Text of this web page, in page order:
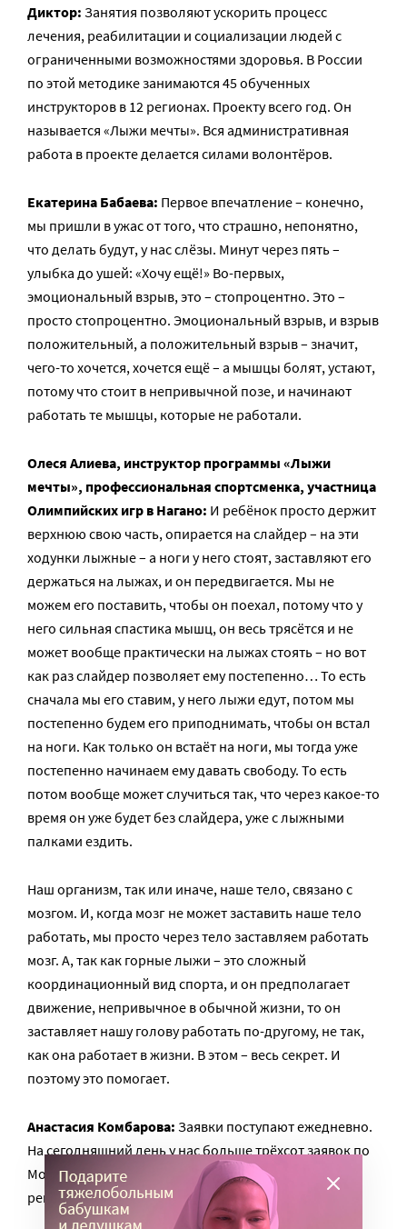
Диктор: Занятия позволяют ускорить процесс
лечения, реабилитации и социализации людей с
ограниченными возможностями здоровья. В России
по этой методике занимаются 45 обученных
инструкторов в 12 регионах. Проекту всего год. Он
называется «Лыжи мечты». Вся административная
работа в проекте делается силами волонтёров.
Екатерина Бабаева: Первое впечатление – конечно,
мы пришли в ужас от того, что страшно, непонятно,
что делать будут, у нас слёзы. Минут через пять –
улыбка до ушей: «Хочу ещё!» Во-первых,
эмоциональный взрыв, это – стопроцентно. Это –
просто стопроцентно. Эмоциональный взрыв, и взрыв
положительный, а положительный взрыв – значит,
чего-то хочется, хочется ещё – а мышцы болят, устают,
потому что стоит в непривычной позе, и начинают
работать те мышцы, которые не работали.
Олеся Алиева, инструктор программы «Лыжи
мечты», профессиональная спортсменка, участница
Олимпийских игр в Нагано: И ребёнок просто держит
верхнюю свою часть, опирается на слайдер – на эти
ходунки лыжные – а ноги у него стоят, заставляют его
держаться на лыжах, и он передвигается. Мы не
можем его поставить, чтобы он поехал, потому что у
него сильная спастика мышц, он весь трясётся и не
может вообще практически на лыжах стоять – но вот
как раз слайдер позволяет ему постепенно… То есть
сначала мы его ставим, у него лыжи едут, потом мы
постепенно будем его приподнимать, чтобы он встал
на ноги. Как только он встаёт на ноги, мы тогда уже
постепенно начинаем ему давать свободу. То есть
потом вообще может случиться так, что через какое-то
время он уже будет без слайдера, уже с лыжными
палками ездить.
Наш организм, так или иначе, наше тело, связано с
мозгом. И, когда мозг не может заставить наше тело
работать, мы просто через тело заставляем работать
мозг. А, так как горные лыжи – это сложный
координационный вид спорта, и он предполагает
движение, непривычное в обычной жизни, то он
заставляет нашу голову работать по-другому, не так,
как она работает в жизни. В этом – весь секрет. И
поэтому это помогает.
Анастасия Комбарова: Заявки поступают ежедневно.
На сегодняшний день у нас больше трёхсот заявок по
Москве и Московской области, и 96 заявок – по
регионам.